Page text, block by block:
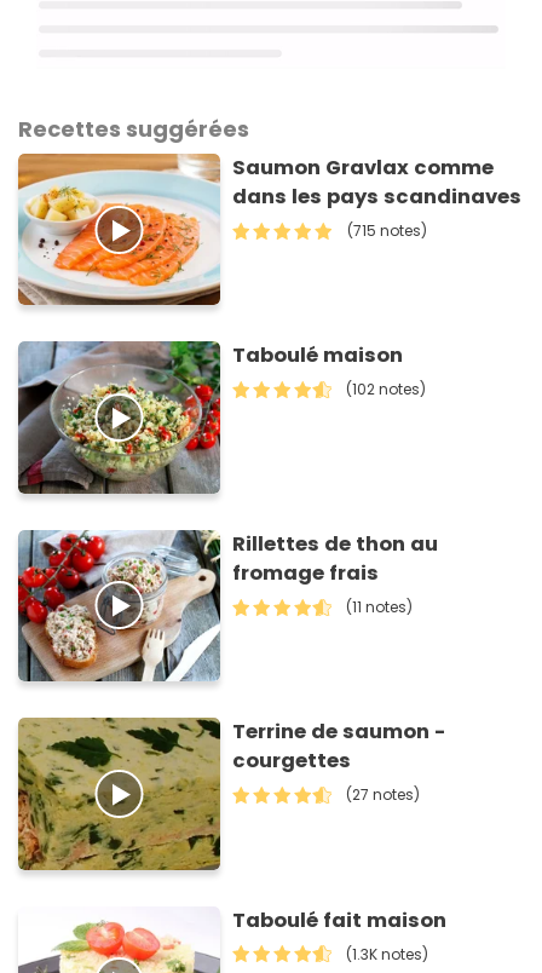
Recettes suggérées
Saumon Gravlax comme
dans les pays scandinaves
(715 notes)
Taboulé maison
(102 notes)
Rillettes de thon au
fromage frais
(11 notes)
Terrine de saumon -
courgettes
(27 notes)
Taboulé fait maison
(1.3K notes)